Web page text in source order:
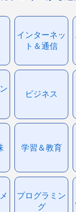
インターネッ
ト＆通信
ビジネス
学習＆教育
プログラミン
グ